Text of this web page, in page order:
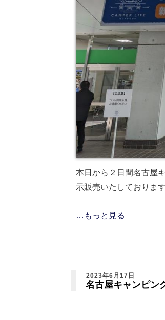
本日から２日間名古屋
示販売いたしております
…もっと見る
2023年6月17日
名古屋キャンピン